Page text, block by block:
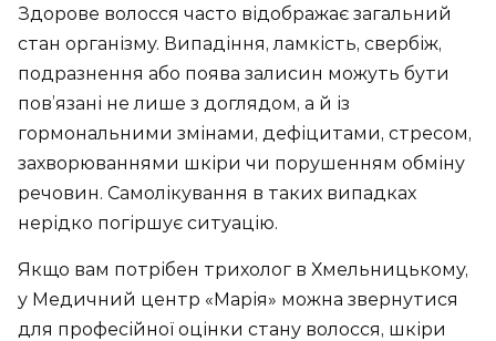
Здорове волосся часто відображає загальний
стан організму. Випадіння, ламкість, свербіж,
подразнення або поява залисин можуть бути
пов’язані не лише з доглядом, а й із
гормональними змінами, дефіцитами, стресом,
захворюваннями шкіри чи порушенням обміну
речовин. Самолікування в таких випадках
нерідко погіршує ситуацію.
Якщо вам потрібен трихолог в Хмельницькому,
у Медичний центр «Марія» можна звернутися
для професійної оцінки стану волосся, шкіри